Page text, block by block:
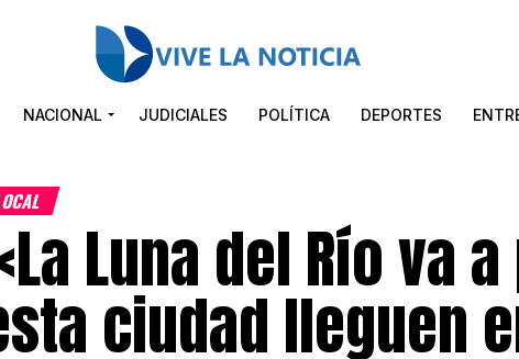
NACIONAL JUDICIALES POLÍTICA DEPORTES
Luna del Río va
ciudad lleguen